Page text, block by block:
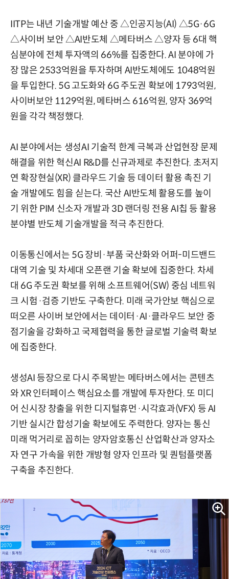
IITP는 내년 기술개발 예산 중 △인공지능(AI) △5G·6G
△사이버 보안 △AI반도체 △메타버스 △양자 등 6대 핵
심분야에 전체 투자액의 66%를 집중한다. AI 분야에 가
장 많은 2533억원을 투자하며 AI반도체에도 1048억원
을 투입한다. 5G 고도화와 6G 주도권 확보에 1793억원,
사이버보안 1129억원, 메타버스 616억원, 양자 369억
원을 각각 책정했다.
AI 분야에서는 생성AI 기술적 한계 극복과 산업현장 문제
해결을 위한 혁신AI R&D를 신규과제로 추진한다. 초저지
연 확장현실(XR) 클라우드 기술 등 데이터 활용 촉진 기
술 개발에도 힘을 싣는다. 국산 AI반도체 활용도를 높이
기 위한 PIM 신소자 개발과 3D 랜더링 전용 AI칩 등 활용
분야별 반도체 기술개발을 적극 추진한다.
이동통신에서는 5G 장비·부품 국산화와 어퍼-미드밴드
대역 기술 및 차세대 오픈랜 기술 확보에 집중한다. 차세
대 6G 주도권 확보를 위해 소프트웨어(SW) 중심 네트워
크 시험·검증 기반도 구축한다. 미래 국가안보 핵심으로
떠오른 사이버 보안에서는 데이터·AI·클라우드 보안 중
점기술을 강화하고 국제협력을 통한 글로벌 기술력 확보
에 집중한다.
생성AI 등장으로 다시 주목받는 메타버스에서는 콘텐츠
와 XR 인터페이스 핵심요소를 개발에 투자한다. 또 미디
어 신시장 창출을 위한 디지털휴먼·시각효과(VFX) 등 AI
기반 실시간 합성기술 확보에도 주력한다. 양자는 통신
미래 먹거리로 꼽히는 양자암호통신 산업확산과 양자소
자 연구 가속을 위한 개방형 양자 인프라 및 퀀텀플랫폼
구축을 추진한다.